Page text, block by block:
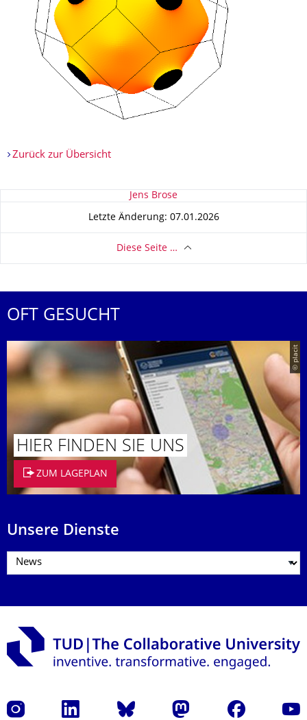
Zurück zur Übersicht
Zu dieser Seite Jens Brose
Letzte Änderung: 07.01.2026
Diese Seite …
OFT GESUCHT
© placit
HIER FINDEN SIE UNS
ZUM LAGEPLAN
Unsere Dienste
Instagram LinkedIn Bluesky Mastodon Facebook